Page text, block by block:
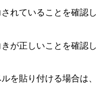
れていることを確認し
が正しいことを確認し
を貼り付ける場合は、